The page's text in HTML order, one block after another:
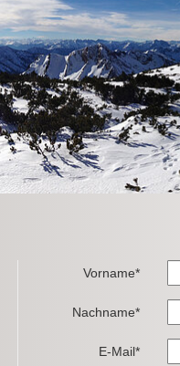
Vorname*
Nachname*
E-Mail*